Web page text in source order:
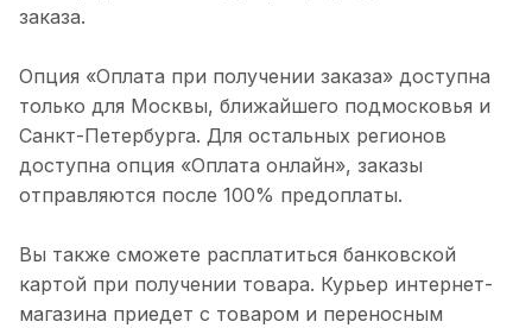
заказа.
Опция «Оплата при получении заказа» доступна
только для Москвы, ближайшего подмосковья и
Санкт-Петербурга. Для остальных регионов
доступна опция «Оплата онлайн», заказы
отправляются после 100% предоплаты.
Вы также сможете расплатиться банковской
картой при получении товара. Курьер интернет-
магазина приедет с товаром и переносным